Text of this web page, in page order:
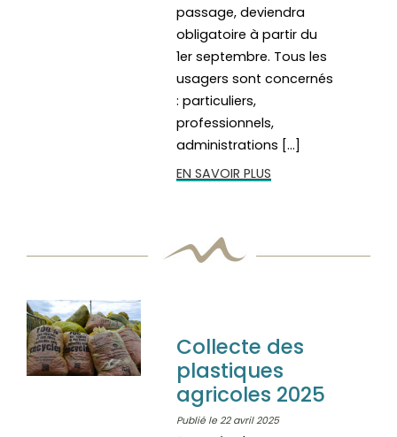
passage, deviendra
obligatoire à partir du
1er septembre. Tous les
usagers sont concernés
: particuliers,
professionnels,
administrations […]
EN SAVOIR PLUS
Collecte des
plastiques
agricoles 2025
Publié le 22 avril 2025